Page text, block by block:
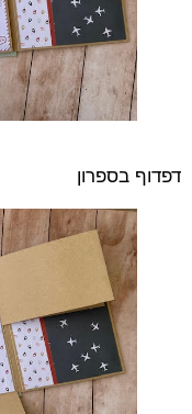
דפדוף בספרון